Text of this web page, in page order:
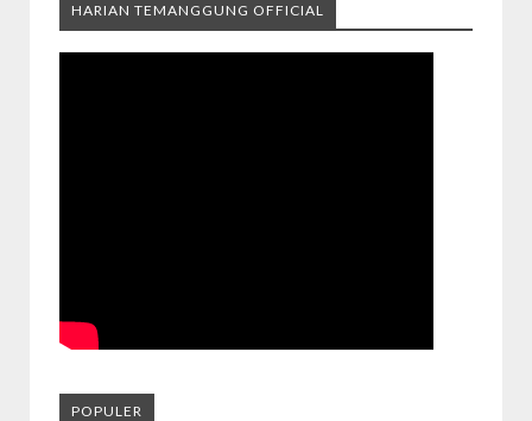
HARIAN TEMANGGUNG OFFICIAL
POPULER